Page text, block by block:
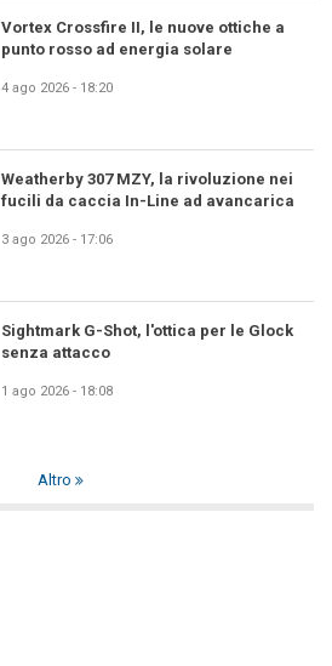
Vortex Crossfire II, le nuove ottiche a
punto rosso ad energia solare
4 ago 2026 - 18:20
Weatherby 307 MZY, la rivoluzione nei
fucili da caccia In-Line ad avancarica
3 ago 2026 - 17:06
Sightmark G-Shot, l'ottica per le Glock
senza attacco
1 ago 2026 - 18:08
Altro